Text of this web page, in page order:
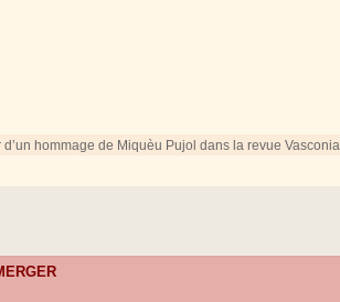
d’un hommage de Miquèu Pujol dans la revue Vasconia